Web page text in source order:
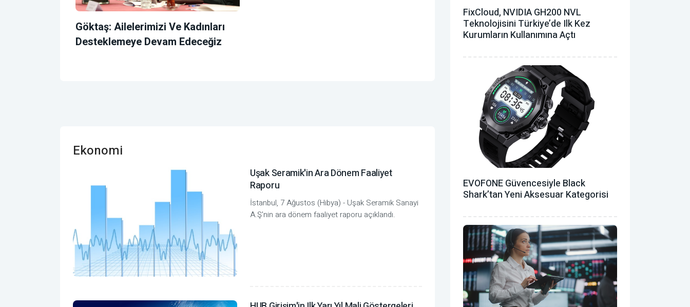
Göktaş: Ailelerimizi Ve Kadınları
Desteklemeye Devam Edeceğiz
Ekonomi
Uşak Seramik'in Ara Dönem Faaliyet
Raporu
İstanbul, 7 Ağustos (Hibya) - Uşak Seramik Sanayi
A.Ş'nin ara dönem faaliyet raporu açıklandı.
FixCloud, NVIDIA GH200 NVL
Teknolojisini Türkiye’de Ilk Kez
Kurumların Kullanımına Açtı
EVOFONE Güvencesiyle Black
Shark’tan Yeni Aksesuar Kategorisi